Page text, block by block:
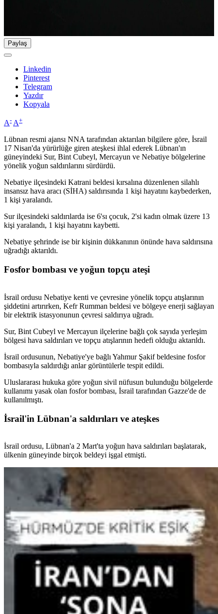
Paylaş
Linkedin
Pinterest
Telegram
Yazdır
Kopyala
A- A+
Lübnan resmi ajansı NNA tarafından aktarılan bilgilere göre, İsrail
17 Nisan'da yürürlüğe giren ateşkesi ihlal ederek Lübnan'ın
güneyindeki Sur, Bint Cubeyl, Mercayun ve Nebatiye bölgelerine
yönelik yoğun saldırılarını sürdürdü.
Nebatiye ilçesindeki Katrani beldesi kırsalına düzenlenen silahlı
insansız hava aracı (SİHA) saldırısında 1 kişi hayatını kaybederken,
1 kişi yaralandı.
Sur ilçesindeki saldırılarda ise 6'sı çocuk, 2'si kadın olmak üzere 13
kişi yaralandı, 1 kişi hayatını kaybetti.
Nebatiye şehrinde ise bir kişinin dükkanının önünde hava saldırısına
uğradığı aktarıldı.
Fosfor bombası ve yoğun topçu ateşi
İsrail ordusu Nebatiye kenti ve çevresine yönelik topçu atışlarının
şiddetini artırırken, Kefr Rumman beldesi ve bölgeye enerji sağlayan
bir elektrik istasyonunun çevresi saldırıya uğradı.
Sur, Bint Cubeyl ve Mercayun ilçelerine bağlı çok sayıda yerleşim
bölgesi hava saldırıları ve topçu atışlarının hedefi olduğu aktarıldı.
İsrail ordusunun, Nebatiye'ye bağlı Yahmur Şakif beldesine fosfor
bombasıyla saldırdığı anlar görüntülerle tespit edildi.
Uluslararası hukuka göre yoğun sivil nüfusun bulunduğu bölgelerde
kullanımı yasak olan fosfor bombası, İsrail tarafından Gazze'de de
kullanılmıştı.
İsrail'in Lübnan'a saldırıları ve ateşkes
İsrail ordusu, Lübnan'a 2 Mart'ta yoğun hava saldırıları başlatarak,
ülkenin güneyinde birçok beldeyi işgal etmişti.